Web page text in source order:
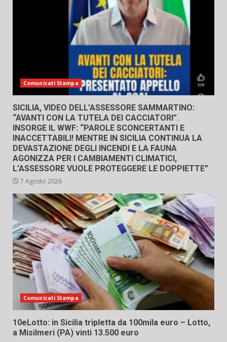
Comunicati Stampa
SICILIA, VIDEO DELL’ASSESSORE SAMMARTINO:
“AVANTI CON LA TUTELA DEI CACCIATORI”.
INSORGE IL WWF: “PAROLE SCONCERTANTI E
INACCETTABILI! MENTRE IN SICILIA CONTINUA LA
DEVASTAZIONE DEGLI INCENDI E LA FAUNA
AGONIZZA PER I CAMBIAMENTI CLIMATICI,
L’ASSESSORE VUOLE PROTEGGERE LE DOPPIETTE”
7 Agosto 2026
Comunicati Stampa
10eLotto: in Sicilia tripletta da 100mila euro – Lotto,
a Misilmeri (PA) vinti 13.500 euro